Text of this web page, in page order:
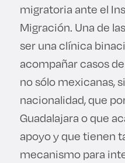
migratoria ante el
Migración. Una de
ser una clínica
acompañar casos
no sólo mexicanas,
nacionalidad, que
Guadalajara o que
apoyo y que tienen
mecanismo para